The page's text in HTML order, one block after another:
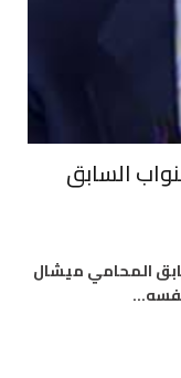
السابق
المحامي ميشال